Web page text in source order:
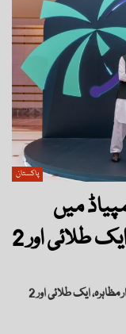
پاکستان
میں
انٹرنیشنل نیوکلیئر سائنس اولمپیاڈ میں پاکستان کا شاندار مظاہرہ، ایک طلائی اور 2